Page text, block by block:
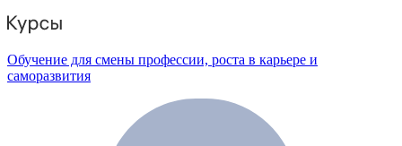
Обучение для смены профессии, роста в карьере и
саморазвития